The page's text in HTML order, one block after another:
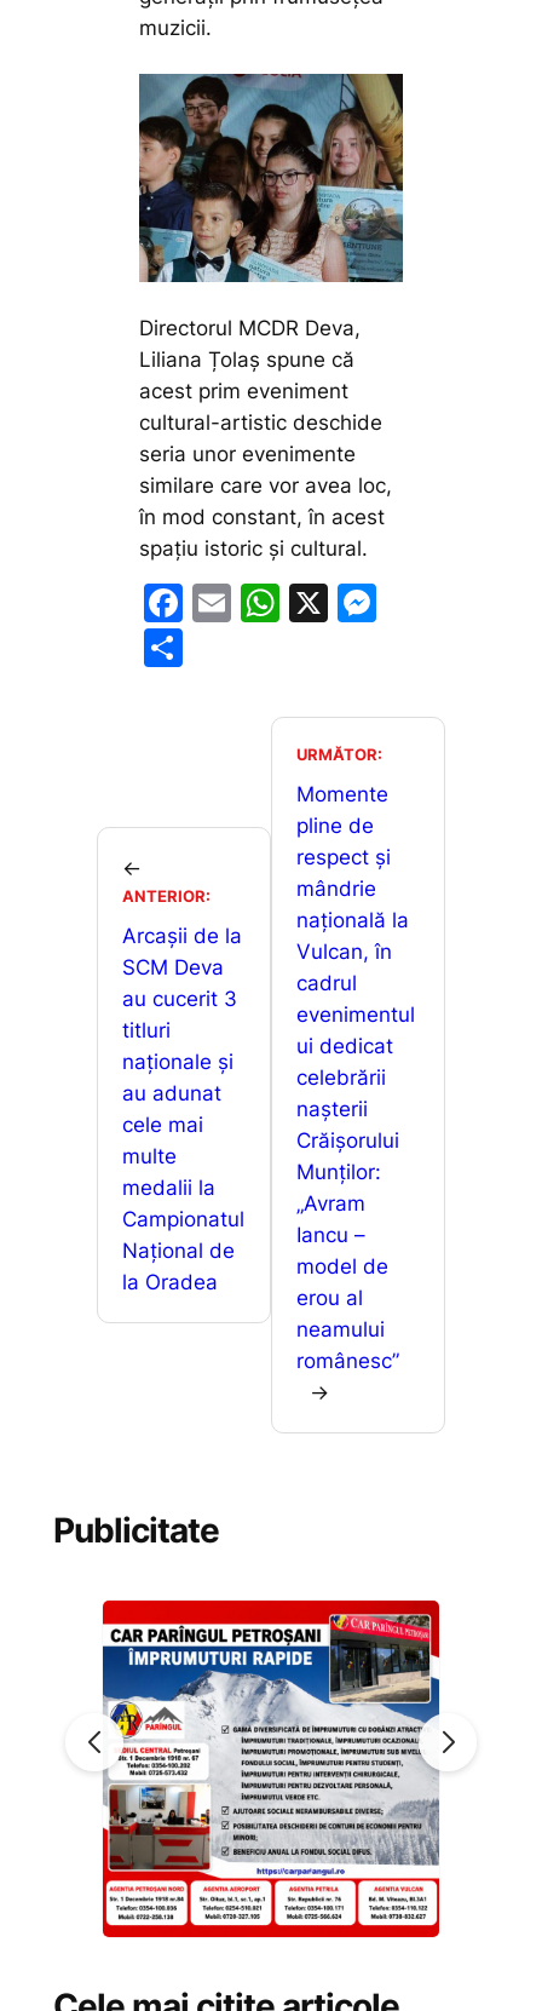
muzicii.
Directorul MCDR Deva,
Liliana Țolaș spune că
acest prim eveniment
cultural-artistic deschide
seria unor evenimente
similare care vor avea loc,
în mod constant, în acest
spațiu istoric și cultural.
F
o
E
W
s
A
p
p
X
s
e
n
er
z
ă
←
ANTERIOR:
Arcașii de la
SCM Deva
au cucerit 3
titluri
naționale și
au adunat
cele mai
multe
medalii la
Campionatul
Național de
la Oradea
URMĂTOR:
Momente
pline de
respect și
mândrie
națională la
Vulcan, în
cadrul
evenimentul
ui dedicat
celebrării
nașterii
Crăișorului
Munților:
„Avram
Iancu –
model de
erou al
neamului
românesc”
→
Publicitate